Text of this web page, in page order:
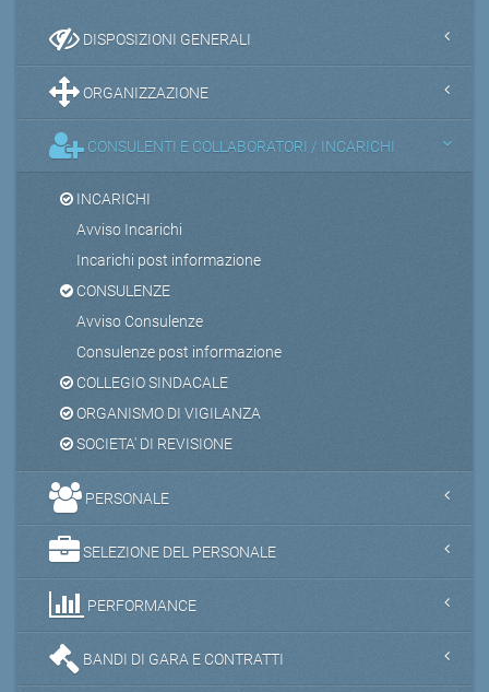
DISPOSIZIONI GENERALI
ORGANIZZAZIONE
CONSULENTI E COLLABORATORI / INCARICHI
INCARICHI
Avviso Incarichi
Incarichi post informazione
CONSULENZE
Avviso Consulenze
Consulenze post informazione
COLLEGIO SINDACALE
ORGANISMO DI VIGILANZA
SOCIETA' DI REVISIONE
PERSONALE
SELEZIONE DEL PERSONALE
PERFORMANCE
BANDI DI GARA E CONTRATTI